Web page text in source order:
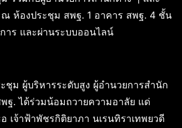
ห้องประชุม สพฐ. 1 อาคาร สพฐ. 4 ชั้น
าร และผ่านระบบออนไลน์
ชุม ผู้บริหารระดับสูง ผู้อำนวยการสำนัก
ฐ. ได้ร่วมน้อมถวายความอาลัย แด่
อ เจ้าฟ้าพัชรกิติยาภา นเรนทิราเทพยวดี